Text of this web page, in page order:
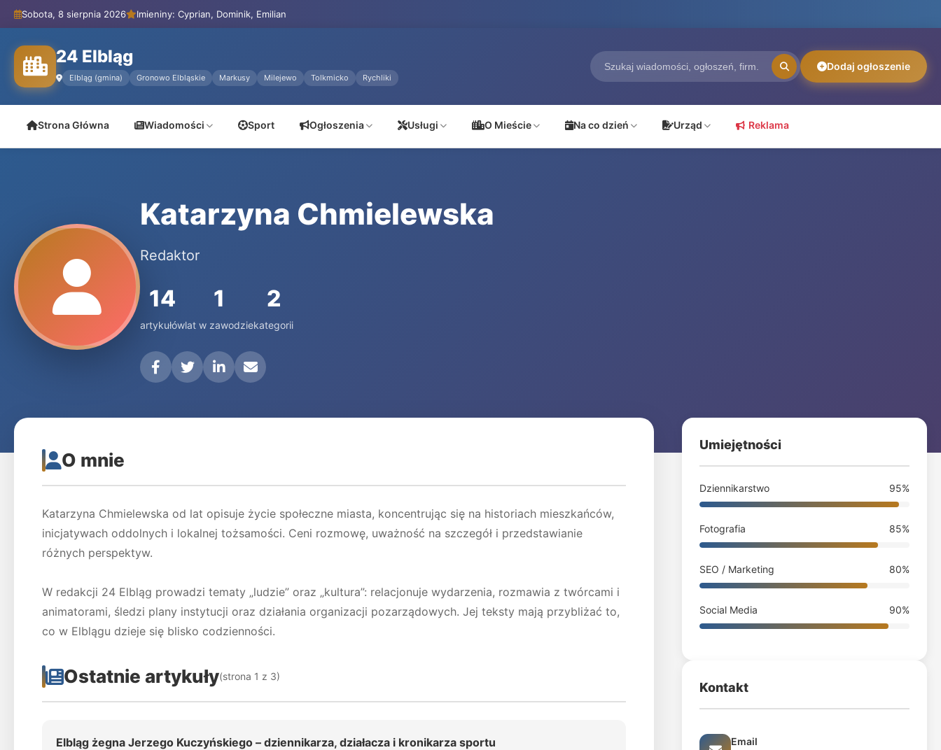
Sobota, 8 sierpnia 2026 Imieniny: Cyprian, Dominik, Emilian
24 Elbląg
Elbląg (gmina) Gronowo Elbląskie Markusy Milejewo Tolkmicko Rychliki
Dodaj ogłoszenie
Strona Główna Wiadomości Sport Ogłoszenia Usługi O Mieście Na co dzień Urząd Reklama
Katarzyna Chmielewska
Redaktor
14
artykułów
1
lat w zawodzie
2
kategorii
O mnie
Katarzyna Chmielewska od lat opisuje życie społeczne miasta, koncentrując się na historiach mieszkańców,
inicjatywach oddolnych i lokalnej tożsamości. Ceni rozmowę, uważność na szczegół i przedstawianie
różnych perspektyw.
W redakcji 24 Elbląg prowadzi tematy „ludzie” oraz „kultura”: relacjonuje wydarzenia, rozmawia z twórcami i
animatorami, śledzi plany instytucji oraz działania organizacji pozarządowych. Jej teksty mają przybliżać to,
co w Elblągu dzieje się blisko codzienności.
Ostatnie artykuły(strona 1 z 3)
Elbląg żegna Jerzego Kuczyńskiego – dziennikarza, działacza i kronikarza sportu
Umiejętności
Dziennikarstwo 95%
Fotografia 85%
SEO / Marketing 80%
Social Media 90%
Kontakt
Email